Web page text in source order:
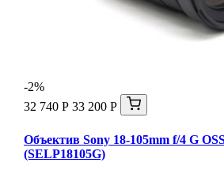
-2%
32 740 Р 33 200 Р
Объектив Sony 18-105mm f/4 G
(SELP18105G)